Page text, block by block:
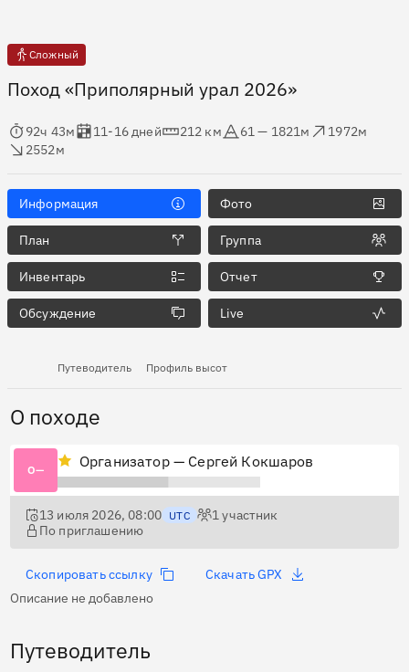
Сложный
Поход «Приполярный урал 2026»
в пути
92ч 43м
Оценка в днях
11-16 дней
Дистанция
212 км
Абсолютная высота
61 — 1821м
Набор высоты
1972м
2552м
Информация Фото
План Группа
Инвентарь Отчет
Обсуждение Live
Путеводитель Профиль высот
О походе
О— Организатор — Сергей Кокшаров
13 июля 2026, 08:00 UTC 1участник
По приглашению
Скопировать ссылку
Скачать GPX
Описание не добавлено
Путеводитель